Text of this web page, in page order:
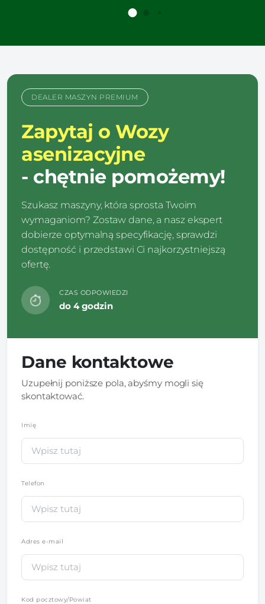
DEALER MASZYN PREMIUM
Zapytaj o Wozy
asenizacyjne
- chętnie pomożemy!
Szukasz maszyny, która sprosta Twoim
wymaganiom? Zostaw dane, a nasz ekspert
dobierze optymalną specyfikację, sprawdzi
dostępność i przedstawi Ci najkorzystniejszą
ofertę.
CZAS ODPOWIEDZI
do 4 godzin
Dane kontaktowe
Uzupełnij poniższe pola, abyśmy mogli się
skontaktować.
Imię
Telefon
Adres e-mail
Kod pocztowy/Powiat